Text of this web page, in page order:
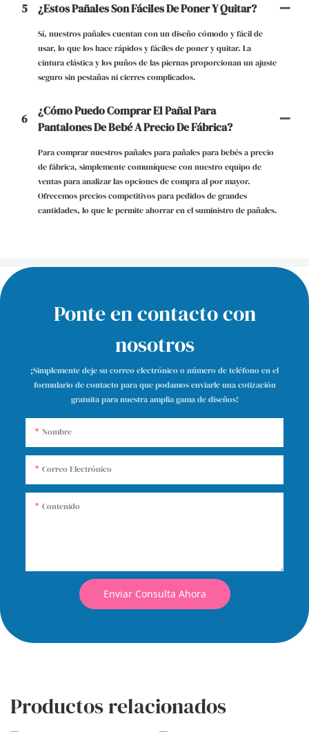
5 ¿Estos Pañales Son Fáciles De Poner Y Quitar?
Sí, nuestros pañales cuentan con un diseño cómodo y fácil de
usar, lo que los hace rápidos y fáciles de poner y quitar. La
cintura elástica y los puños de las piernas proporcionan un ajuste
seguro sin pestañas ni cierres complicados.
6
¿Cómo Puedo Comprar El Pañal Para
Pantalones De Bebé A Precio De Fábrica?
Para comprar nuestros pañales para pañales para bebés a precio
de fábrica, simplemente comuníquese con nuestro equipo de
ventas para analizar las opciones de compra al por mayor.
Ofrecemos precios competitivos para pedidos de grandes
cantidades, lo que le permite ahorrar en el suministro de pañales.
Ponte en contacto con
nosotros
¡Simplemente deje su correo electrónico o número de teléfono en el
formulario de contacto para que podamos enviarle una cotización
gratuita para nuestra amplia gama de diseños!
Nombre
Correo Electrónico
Contenido
Enviar Consulta Ahora
Productos relacionados